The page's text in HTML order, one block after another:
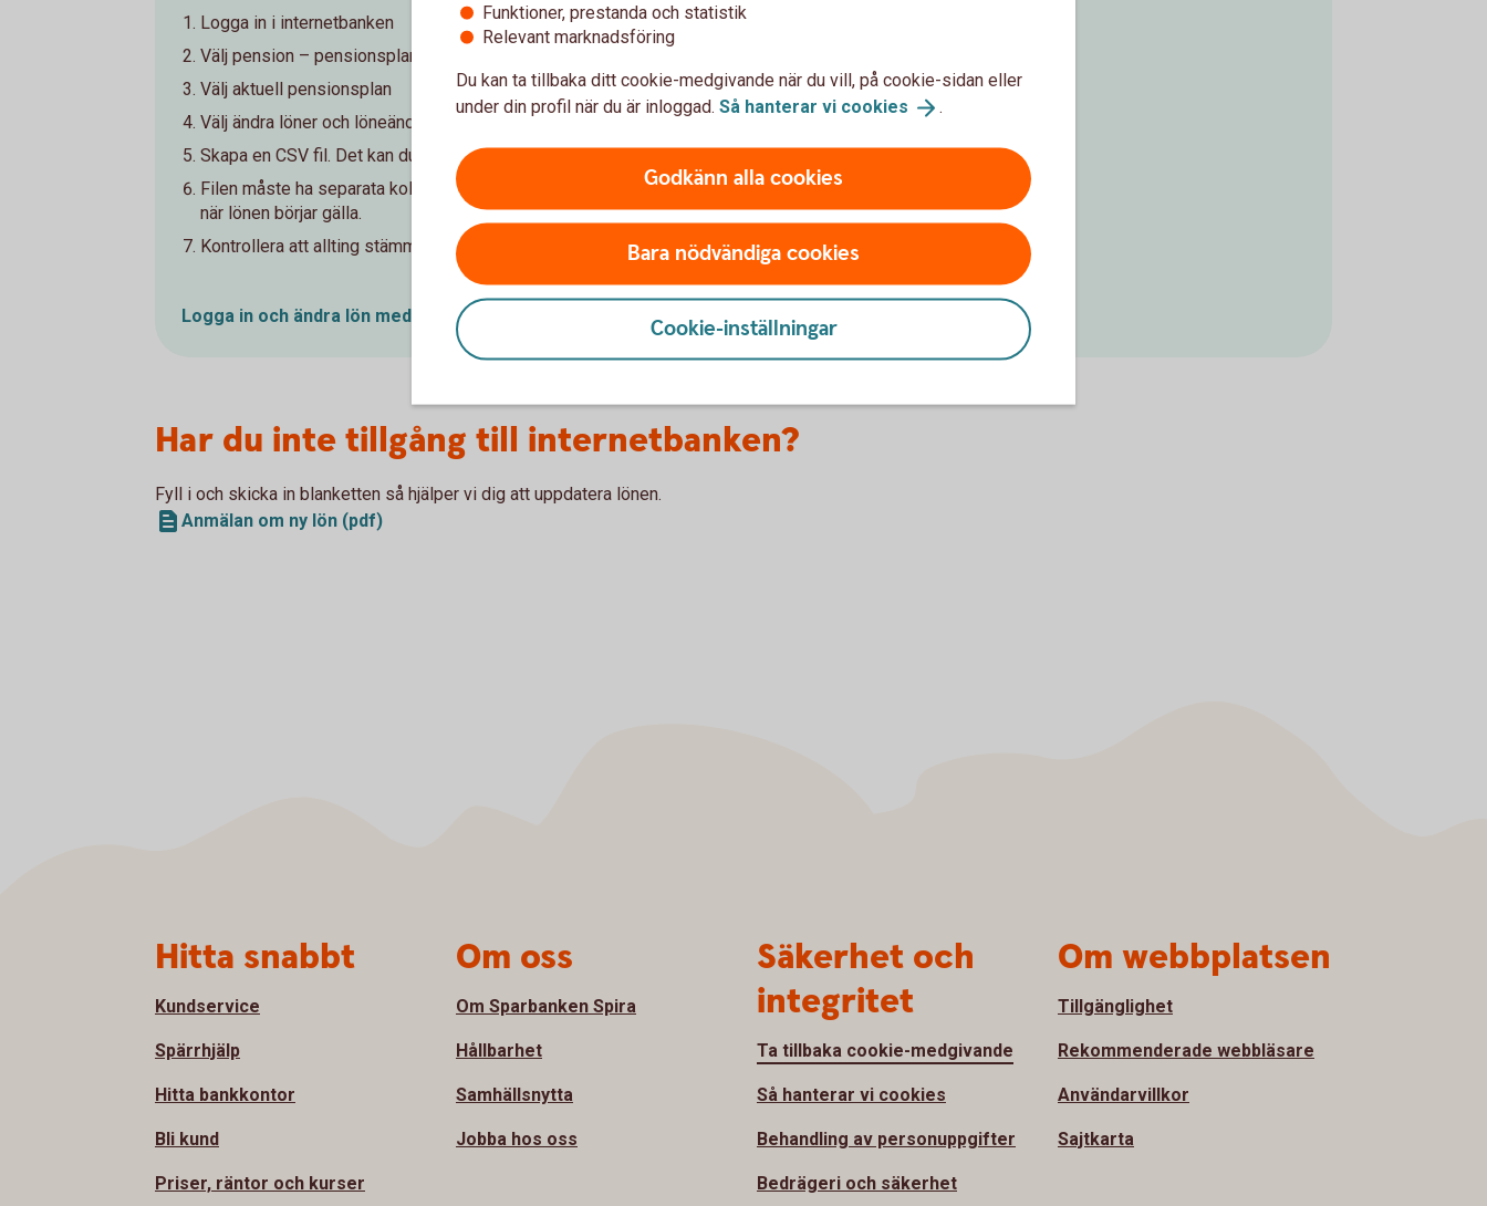
Logga in i internetbanken
Välj pension – pensionsplan
Välj aktuell pensionsplan
Välj ändra löner och löneändring via fil
Skapa en CSV fil. Det kan du göra genom att konvertera en Excel fil till CSV.
Filen måste ha separata kolumner och rubriker för: personnummer, ny årslön och datum
när lönen börjar gälla.
Kontrollera att allting stämmer och signera direkt i internetbanken.
Logga in och ändra lön med
Har du inte tillgång till internetbanken?
Fyll i och skicka in blanketten så hjälper vi dig att uppdatera lönen.
Anmälan om ny lön (pdf)
Funktioner, prestanda och statistik
Relevant marknadsföring
Du kan ta tillbaka ditt cookie-medgivande när du vill, på cookie-sidan eller
under din profil när du är inloggad. Så hanterar vi cookies .
Godkänn alla cookies
Bara nödvändiga cookies
Cookie-inställningar
Hitta snabbt
Kundservice
Spärrhjälp
Hitta bankkontor
Bli kund
Priser, räntor och kurser
Om oss
Om Sparbanken Spira
Hållbarhet
Samhällsnytta
Jobba hos oss
Säkerhet och
integritet
Ta tillbaka cookie-medgivande
Så hanterar vi cookies
Behandling av personuppgifter
Bedrägeri och säkerhet
Om webbplatsen
Tillgänglighet
Rekommenderade webbläsare
Användarvillkor
Sajtkarta